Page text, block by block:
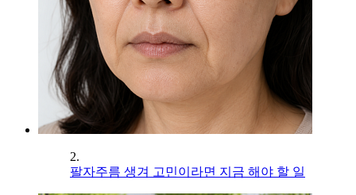
2.
팔자주름 생겨 고민이라면 지금 해야 할 일